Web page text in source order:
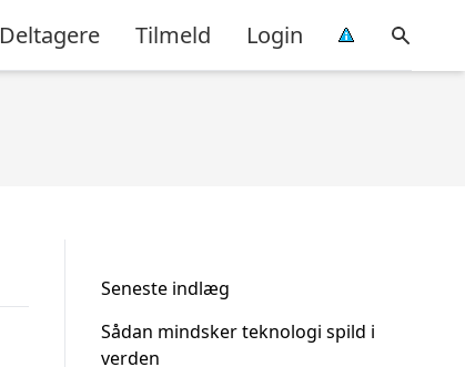
Deltagere Tilmeld Login
Seneste indlæg
Sådan mindsker teknologi spild i
verden